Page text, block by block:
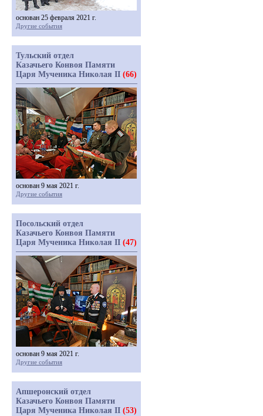
основан 25 февраля 2021 г.
Другие события
Тульский отдел
Казачьего Конвоя Памяти
Царя Мученика Николая II (66)
основан 9 мая 2021 г.
Другие события
Посольский отдел
Казачьего Конвоя Памяти
Царя Мученика Николая II (47)
основан 9 мая 2021 г.
Другие события
Апшеронский отдел
Казачьего Конвоя Памяти
Царя Мученика Николая II (53)